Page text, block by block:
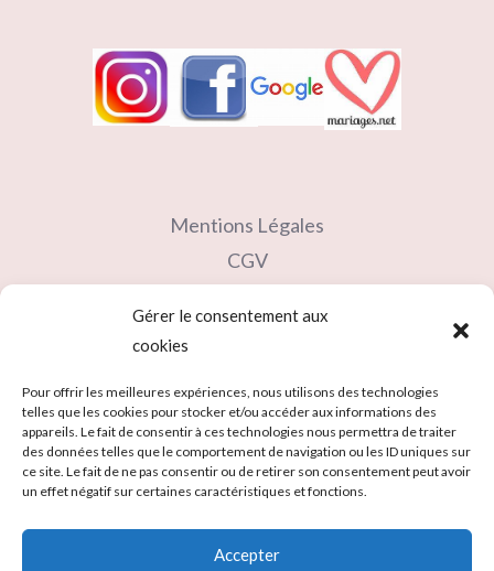
Gérer le consentement aux
cookies
Pour offrir les meilleures expériences, nous utilisons des technologies
telles que les cookies pour stocker et/ou accéder aux informations des
appareils. Le fait de consentir à ces technologies nous permettra de traiter
des données telles que le comportement de navigation ou les ID uniques sur
ce site. Le fait de ne pas consentir ou de retirer son consentement peut avoir
un effet négatif sur certaines caractéristiques et fonctions.
Accepter
Mentions Légales
CGV